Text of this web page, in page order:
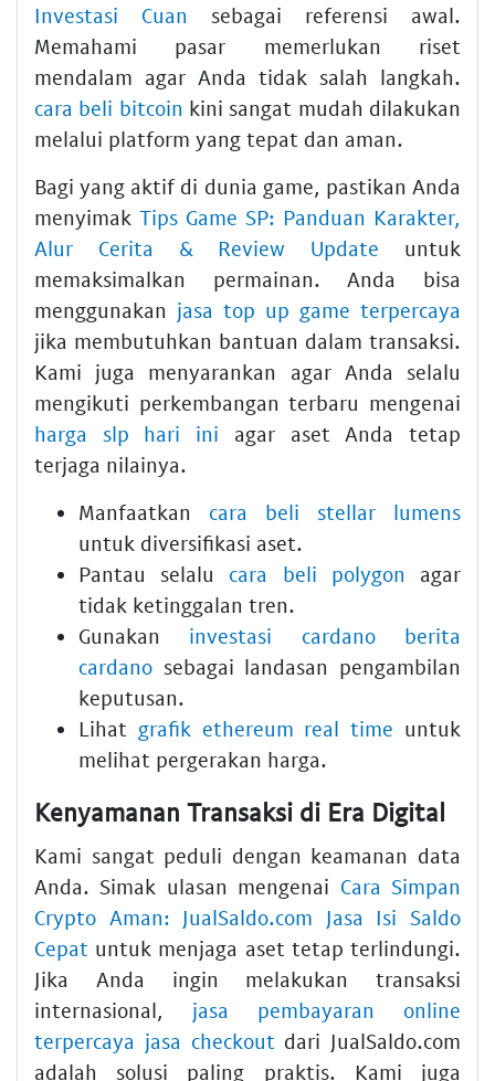
Investasi Cuan sebagai referensi awal.
Memahami pasar memerlukan riset
mendalam agar Anda tidak salah langkah.
cara beli bitcoin kini sangat mudah dilakukan
melalui platform yang tepat dan aman.
Bagi yang aktif di dunia game, pastikan Anda
menyimak Tips Game SP: Panduan Karakter,
Alur Cerita & Review Update untuk
memaksimalkan permainan. Anda bisa
menggunakan jasa top up game terpercaya
jika membutuhkan bantuan dalam transaksi.
Kami juga menyarankan agar Anda selalu
mengikuti perkembangan terbaru mengenai
harga slp hari ini agar aset Anda tetap
terjaga nilainya.
Manfaatkan cara beli stellar lumens
untuk diversifikasi aset.
Pantau selalu cara beli polygon agar
tidak ketinggalan tren.
Gunakan investasi cardano berita
cardano sebagai landasan pengambilan
keputusan.
Lihat grafik ethereum real time untuk
melihat pergerakan harga.
Kenyamanan Transaksi di Era Digital
Kami sangat peduli dengan keamanan data
Anda. Simak ulasan mengenai Cara Simpan
Crypto Aman: JualSaldo.com Jasa Isi Saldo
Cepat untuk menjaga aset tetap terlindungi.
Jika Anda ingin melakukan transaksi
internasional, jasa pembayaran online
terpercaya jasa checkout dari JualSaldo.com
adalah solusi paling praktis. Kami juga